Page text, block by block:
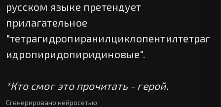
русском языке претендует
прилагательное
"тетрагидропиранилциклопентилтетраг
идропиридопиридиновые".
*Кто смог это прочитать - герой.
Сгенерировано нейросетью